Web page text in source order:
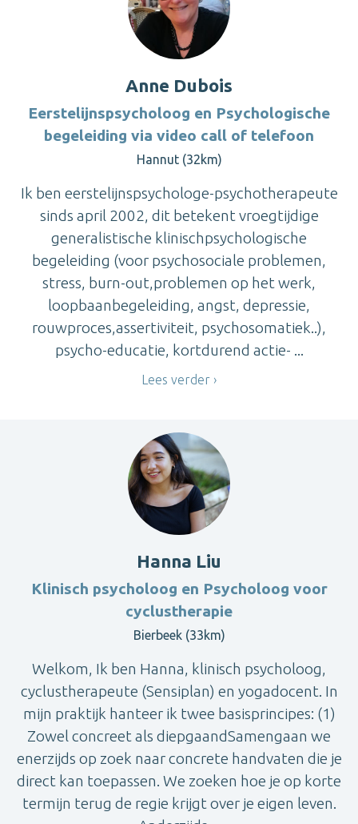
Anne Dubois
Eerstelijnspsycholoog en Psychologische
begeleiding via video call of telefoon
Hannut (32km)
Ik ben eerstelijnspsychologe-psychotherapeute
sinds april 2002, dit betekent vroegtijdige
generalistische klinischpsychologische
begeleiding (voor psychosociale problemen,
stress, burn-out,problemen op het werk,
loopbaanbegeleiding, angst, depressie,
rouwproces,assertiviteit, psychosomatiek..),
psycho-educatie, kortdurend actie- ...
Lees verder
Hanna Liu
Klinisch psycholoog en Psycholoog voor
cyclustherapie
Bierbeek (33km)
Welkom, Ik ben Hanna, klinisch psycholoog,
cyclustherapeute (Sensiplan) en yogadocent. In
mijn praktijk hanteer ik twee basisprincipes: (1)
Zowel concreet als diepgaandSamengaan we
enerzijds op zoek naar concrete handvaten die je
direct kan toepassen. We zoeken hoe je op korte
termijn terug de regie krijgt over je eigen leven.